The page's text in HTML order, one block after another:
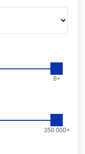
8+
350 000+